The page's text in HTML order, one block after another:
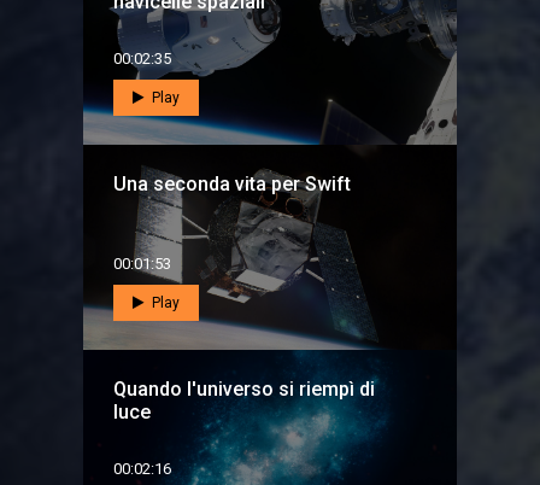
00:02:35
Play
Una seconda vita per Swift
00:01:53
Play
Quando l'universo si riempì di
luce
00:02:16